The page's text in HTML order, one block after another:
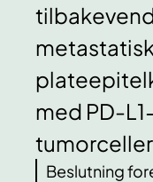
metastatisk
med PD-
tumorceller
Beslutning